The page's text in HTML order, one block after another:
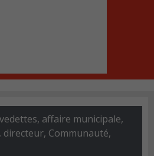
, affaire municipale,
directeur, Communauté,